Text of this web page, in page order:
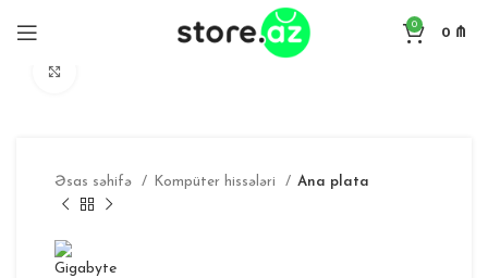
0
0 ₼
Əsas səhifə Kompüter hissələri Ana plata